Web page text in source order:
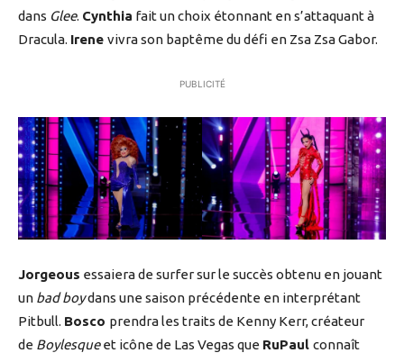
dans Glee. Cynthia fait un choix étonnant en s’attaquant à
Dracula. Irene vivra son baptême du défi en Zsa Zsa Gabor.
PUBLICITÉ
Jorgeous essaiera de surfer sur le succès obtenu en jouant
un bad boydans une saison précédente en interprétant
Pitbull. Bosco prendra les traits de Kenny Kerr, créateur
de Boylesqueet icône de Las Vegas que RuPaul connaît